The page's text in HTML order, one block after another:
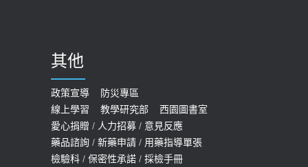
預約
2022-01-07
114年【公費流感及新冠疫苗】門診
預約
其他
政策宣導
防災專區
線上學習
教學研究部
西園圖書室
愛心捐贈 / 人力招募 / 意見反應
藥品諮詢 / 新藥申請 / 用藥指導單張
檢驗科 / 保密性承諾 / 採檢手冊